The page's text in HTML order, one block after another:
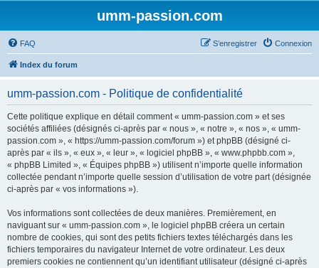
umm-passion.com
FAQ Connexion
S’enregistrer
Index du forum
umm-passion.com - Politique de confidentialité
Cette politique explique en détail comment « umm-passion.com » et ses
sociétés affiliées (désignés ci-après par « nous », « notre », « nos », « umm-
passion.com », « https://umm-passion.com/forum ») et phpBB (désigné ci-
après par « ils », « eux », « leur », « logiciel phpBB », « www.phpbb.com »,
« phpBB Limited », « Équipes phpBB ») utilisent n’importe quelle information
collectée pendant n’importe quelle session d’utilisation de votre part (désignée
ci-après par « vos informations »).
Vos informations sont collectées de deux manières. Premièrement, en
naviguant sur « umm-passion.com », le logiciel phpBB créera un certain
nombre de cookies, qui sont des petits fichiers textes téléchargés dans les
fichiers temporaires du navigateur Internet de votre ordinateur. Les deux
premiers cookies ne contiennent qu’un identifiant utilisateur (désigné ci-après